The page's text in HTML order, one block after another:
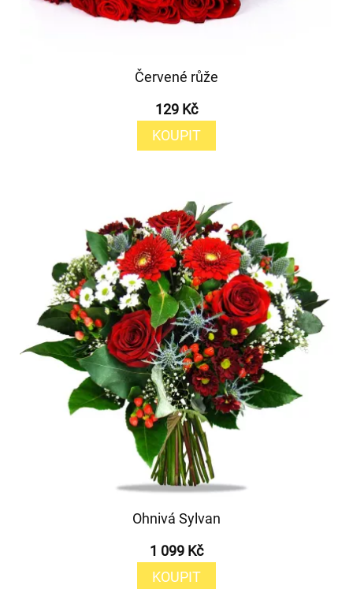
Červené růže
129 Kč
KOUPIT
Ohnivá Sylvan
1 099 Kč
KOUPIT